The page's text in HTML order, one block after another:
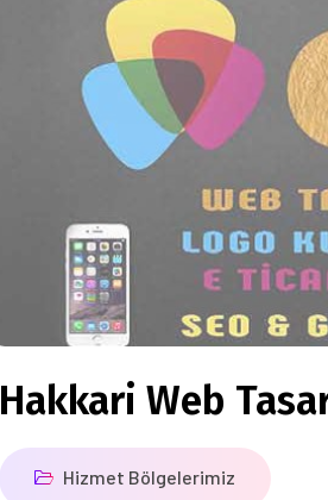
Hakkari Web
Hizmet Bölgelerimiz